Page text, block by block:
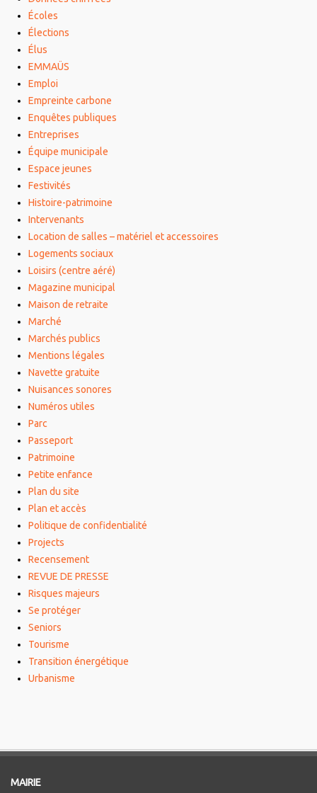
Écoles
Élections
Élus
EMMAÜS
Emploi
Empreinte carbone
Enquêtes publiques
Entreprises
Équipe municipale
Espace jeunes
Festivités
Histoire-patrimoine
Intervenants
Location de salles – matériel et accessoires
Logements sociaux
Loisirs (centre aéré)
Magazine municipal
Maison de retraite
Marché
Marchés publics
Mentions légales
Navette gratuite
Nuisances sonores
Numéros utiles
Parc
Passeport
Patrimoine
Petite enfance
Plan du site
Plan et accès
Politique de confidentialité
Projects
Recensement
REVUE DE PRESSE
Risques majeurs
Se protéger
Seniors
Tourisme
Transition énergétique
Urbanisme
MAIRIE